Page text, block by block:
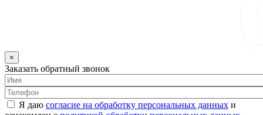
×
Заказать обратный звонок
Я даю согласие на обработку персональных данных и